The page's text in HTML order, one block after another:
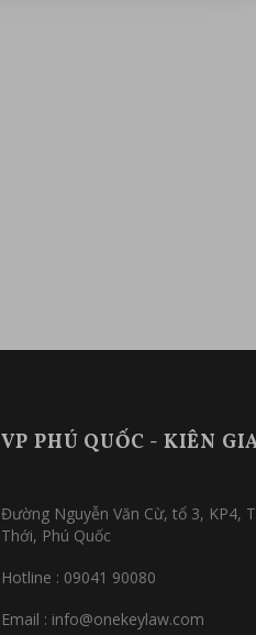
VP PHÚ QUỐC - KIÊN
Đường Nguyễn Văn Cừ, tổ 3, KP4,
Thới, Phú Quốc
Hotline : 09041 90080
Email : info@onekeylaw.com